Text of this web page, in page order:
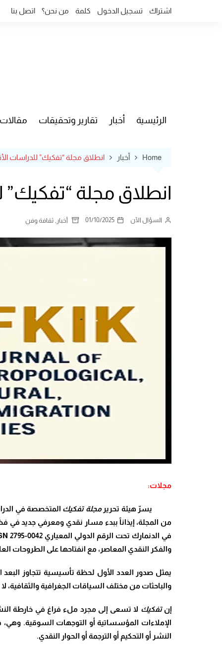
اشتراك تسجيل الدخول كلمة من نحن؟ اتصل بنا
الرئيسية أخبار تقارير وتحقيقات مقالات
Home أخبار انطلاق مجلة “تفكيك” للدراسات
انطلاق مجلة “تفكيك”
السؤال الآن 01/10/2025 أخبار ثقافة وفن
مجلات:
يسرّ هيئة تحريرمجلة تفكيك المتخصصة في
من المجلة، إيذاناً ببدء مسار نقدي ومعرفي جديد في
في الدنمارك تحت الرقم الدولي المعياري
والفكر النقدي المعاصر، مع انفتاحها على الطروحات
يمثل صدور العدد الأول لحظة تأسيسية تتجاوز البعد
والباحثات من مختلف السياقات الجغرافية والثقافية،
إنتفكيك لا تسعى إلى مجرد ملء فراغ في خارطة
الإملاءات المؤسساتية أو التوجهات السوقية. وهي،
النشر أو التحكيم أو الترجمة أو الحوار النقدي.